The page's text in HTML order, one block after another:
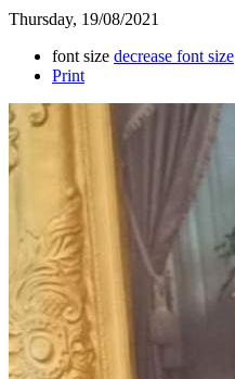
Thursday, 19/08/2021
font size decrease font size
Print